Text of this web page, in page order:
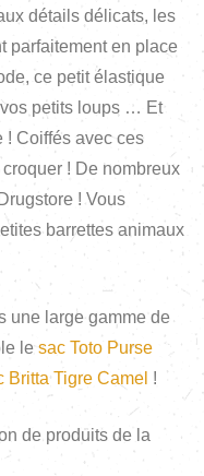
détails délicats, les
parfaitement en place
ce petit élastique
petits loups … Et
! Coiffés avec ces
! De nombreux
! Vous
barrettes animaux
une large gamme de
le sac Toto Purse
Britta Tigre Camel !
de produits de la